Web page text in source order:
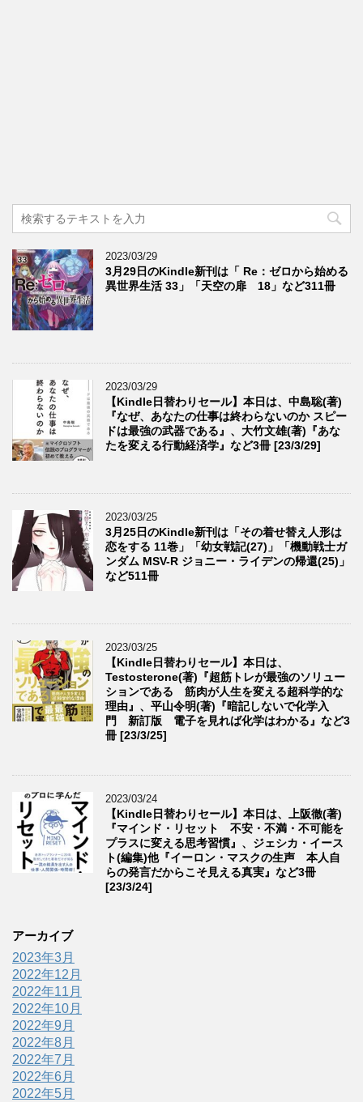
2023/03/29
3月29日のKindle新刊は「 Re：ゼロから始める
異世界生活 33」「天空の扉 18」など311冊
2023/03/29
【Kindle日替わりセール】本日は、中島聡(著)
『なぜ、あなたの仕事は終わらないのか スピー
ドは最強の武器である』、大竹文雄(著)『あな
たを変える行動経済学』など3冊 [23/3/29]
2023/03/25
3月25日のKindle新刊は「その着せ替え人形は
恋をする 11巻」「幼女戦記(27)」「機動戦士ガ
ンダム MSV-R ジョニー・ライデンの帰還(25)」
など511冊
2023/03/25
【Kindle日替わりセール】本日は、
Testosterone(著)『超筋トレが最強のソリュー
ションである 筋肉が人生を変える超科学的な
理由』、平山令明(著)『暗記しないで化学入
門 新訂版 電子を見れば化学はわかる』など3
冊 [23/3/25]
2023/03/24
【Kindle日替わりセール】本日は、上阪徹(著)
『マインド・リセット 不安・不満・不可能を
プラスに変える思考習慣』、ジェシカ・イース
ト(編集)他『イーロン・マスクの生声 本人自
らの発言だからこそ見える真実』など3冊
[23/3/24]
アーカイブ
2023年3月
2022年12月
2022年11月
2022年10月
2022年9月
2022年8月
2022年7月
2022年6月
2022年5月